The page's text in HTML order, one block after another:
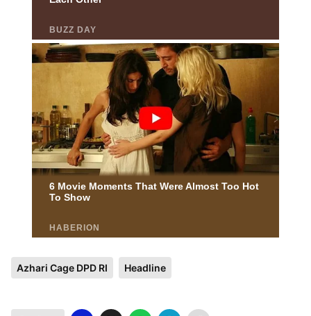
Azhari Cage DPD RI Headline